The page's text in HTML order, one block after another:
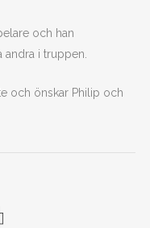
och han
i truppen.
och önskar Philip och